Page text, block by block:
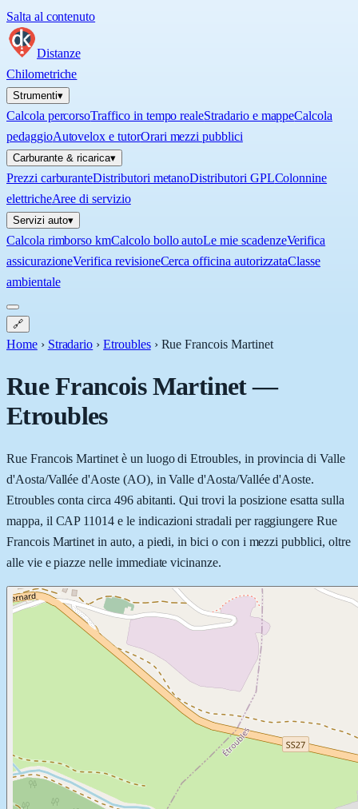
Salta al contenuto
Distanze
Chilometriche
Strumenti▾
Calcola percorsoTraffico in tempo realeStradario e mappeCalcola
pedaggioAutovelox e tutorOrari mezzi pubblici
Carburante & ricarica▾
Prezzi carburanteDistributori metanoDistributori GPLColonnine
elettricheAree di servizio
Servizi auto▾
Calcola rimborso kmCalcolo bollo autoLe mie scadenzeVerifica
assicurazioneVerifica revisioneCerca officina autorizzataClasse
ambientale
🔗
Home › Stradario › Etroubles › Rue Francois Martinet
Rue Francois Martinet—
Etroubles
Rue Francois Martinet è un luogo di Etroubles, in provincia di Valle
d'Aosta/Vallée d'Aoste (AO), in Valle d'Aosta/Vallée d'Aoste.
Etroubles conta circa 496 abitanti. Qui trovi la posizione esatta sulla
mappa, il CAP 11014 e le indicazioni stradali per raggiungere Rue
Francois Martinet in auto, a piedi, in bici o con i mezzi pubblici, oltre
alle vie e piazze nelle immediate vicinanze.